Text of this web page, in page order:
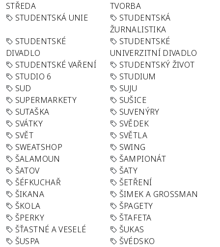
STŘEDA
TVORBA
STUDENTSKÁ UNIE
STUDENTSKÁ
ŽURNALISTIKA
STUDENTSKÉ
DIVADLO
STUDENTSKÉ
UNIVERZITNÍ DIVADLO
STUDENTSKÉ VAŘENÍ
STUDENTSKÝ ŽIVOT
STUDIO 6
STUDIUM
SUD
SUJU
SUPERMARKETY
SUŠICE
SUTAŠKA
SUVENÝRY
SVÁTKY
SVĚDEK
SVĚT
SVĚTLA
SWEATSHOP
SWING
ŠALAMOUN
ŠAMPIONÁT
ŠATOV
ŠATY
ŠÉFKUCHAŘ
ŠETŘENÍ
ŠIKANA
ŠIMEK A GROSSMAN
ŠKOLA
ŠPAGETY
ŠPERKY
ŠTAFETA
ŠŤASTNÉ A VESELÉ
ŠUKAS
ŠUSPA
ŠVÉDSKO